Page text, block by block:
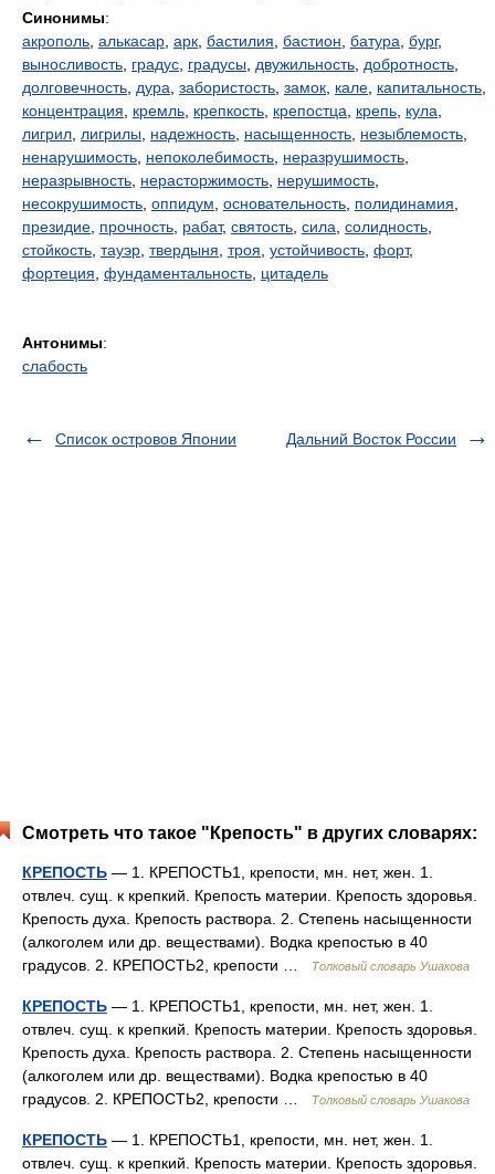
Синонимы:
акрополь, алькасар, арк, бастилия, бастион, батура, бург,
выносливость, градус, градусы, двужильность, добротность,
долговечность, дура, забористость, замок, кале, капитальность,
концентрация, кремль, крепкость, крепостца, крепь, кула,
лигрил, лигрилы, надежность, насыщенность, незыблемость,
ненарушимость, непоколебимость, неразрушимость,
неразрывность, нерасторжимость, нерушимость,
несокрушимость, оппидум, основательность, полидинамия,
президие, прочность, рабат, святость, сила, солидность,
стойкость, тауэр, твердыня, троя, устойчивость, форт,
фортеция, фундаментальность, цитадель
Антонимы:
слабость
Список островов Японии Дальний Восток России
Смотреть что такое "Крепость" в других словарях:
КРЕПОСТЬ — 1. КРЕПОСТЬ1, крепости, мн. нет, жен. 1.
отвлеч. сущ. к крепкий. Крепость материи. Крепость здоровья.
Крепость духа. Крепость раствора. 2. Степень насыщенности
(алкоголем или др. веществами). Водка крепостью в 40
градусов. 2. КРЕПОСТЬ2, крепости …
Толковый словарь Ушакова
КРЕПОСТЬ — 1. КРЕПОСТЬ1, крепости, мн. нет, жен. 1.
отвлеч. сущ. к крепкий. Крепость материи. Крепость здоровья.
Крепость духа. Крепость раствора. 2. Степень насыщенности
(алкоголем или др. веществами). Водка крепостью в 40
градусов. 2. КРЕПОСТЬ2, крепости …
Толковый словарь Ушакова
КРЕПОСТЬ — 1. КРЕПОСТЬ1, крепости, мн. нет, жен. 1.
отвлеч. сущ. к крепкий. Крепость материи. Крепость здоровья.